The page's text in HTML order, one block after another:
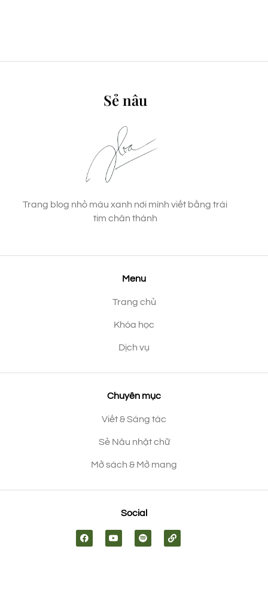
Sẻ nâu
Trang blog nhỏ màu xanh nơi mình viết bằng trái
tim chân thành
Menu
Trang chủ
Khóa học
Dịch vụ
Chuyên mục
Viết & Sáng tác
Sẻ Nâu nhặt chữ
Mở sách & Mở mang
Social